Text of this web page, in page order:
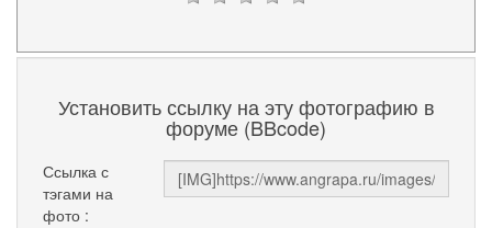
Установить ссылку на эту фотографию в
форуме (BBcode)
Ссылка с
тэгами на
фото :